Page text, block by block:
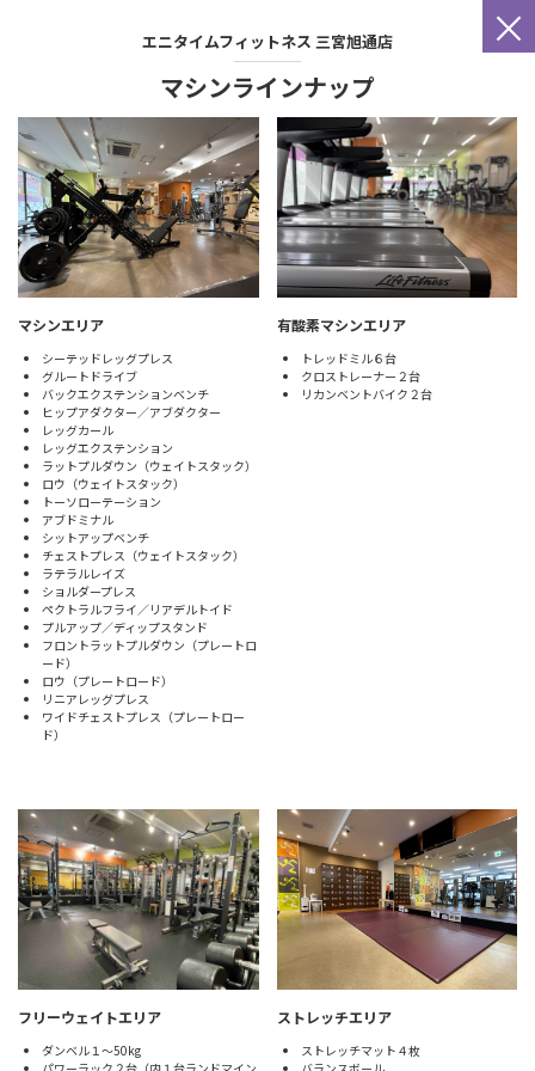
×
エニタイムフィットネス 三宮旭通店
マシンラインナップ
マシンエリア
シーテッドレッグプレス
グルートドライブ
バックエクステンションベンチ
ヒップアダクター／アブダクター
レッグカール
レッグエクステンション
ラットプルダウン（ウェイトスタック）
ロウ（ウェイトスタック）
トーソローテーション
アブドミナル
シットアップベンチ
チェストプレス（ウェイトスタック）
ラテラルレイズ
ショルダープレス
ペクトラルフライ／リアデルトイド
プルアップ／ディップスタンド
フロントラットプルダウン（プレートロ
ード）
ロウ（プレートロード）
リニアレッグプレス
ワイドチェストプレス（プレートロー
ド）
有酸素マシンエリア
トレッドミル６台
クロストレーナー２台
リカンベントバイク２台
フリーウェイトエリア
ダンベル１～50kg
ストレッチエリア
ストレッチマット４枚